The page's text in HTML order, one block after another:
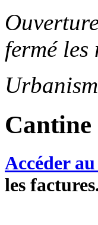
fermé
Cantine
Accéder
les